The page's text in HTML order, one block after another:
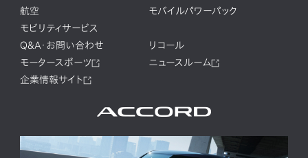
航空
モバイルパワーパック
モビリティサービス
Q&A・お問い合わせ
リコール
モータースポーツ
ニュースルーム
企業情報サイト